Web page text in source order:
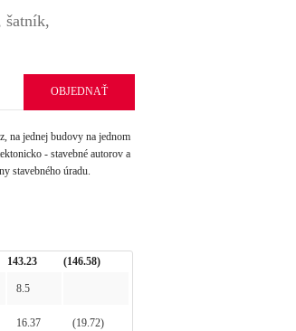
šatník,
OBJEDNAŤ
na jednej budovy na jednom
- stavebné autorov a
stavebného úradu.
143.23 (146.58)
8.5
16.37 (19.72)